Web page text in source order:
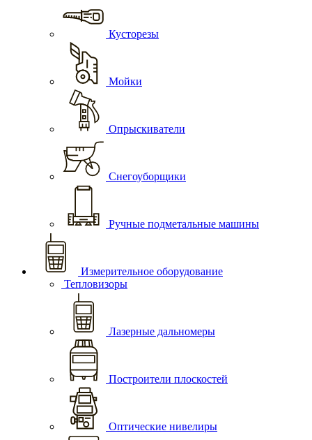
Кусторезы
Мойки
Опрыскиватели
Снегоуборщики
Ручные подметальные машины
Измерительное оборудование
Тепловизоры
Лазерные дальномеры
Построители плоскостей
Оптические нивелиры